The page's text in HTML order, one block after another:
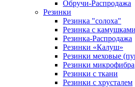
Обручи-Распродажа
Резинки
Резинка "солоха"
Резинка с камушками
Резинка-Распродажа
Резинки «Калуш»
Резинки меховые
Резинки микрофибра
Резинки с ткани
Резинки с хрусталем